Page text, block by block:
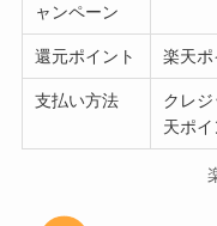
ャンペーン
還元ポイント 楽天ポ
支払い方法
クレ
天ポ